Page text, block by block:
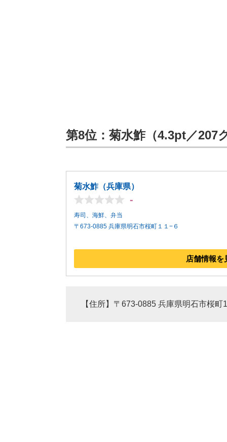
第8位：菊水鮓（4.3pt／207
菊水鮓（兵庫県）
-
寿司、海鮮、弁当
〒673-0885 兵庫県明石市桜町１１−６
店舗情報を
【住所】〒673-0885 兵庫県明石市桜町